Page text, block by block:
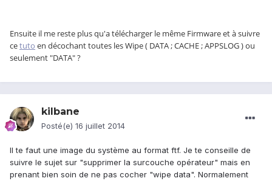
Ensuite il me reste plus qu'a télécharger le même Firmware et à suivre
cetuto en décochant toutes les Wipe ( DATA ; CACHE ; APPSLOG ) ou
seulement "DATA" ?
kilbane
Posté(e) 16 juillet 2014
Il te faut une image du système au format ftf. Je te conseille de
suivre le sujet sur "supprimer la surcouche opérateur" mais en
prenant bien soin de ne pas cocher "wipe data". Normalement